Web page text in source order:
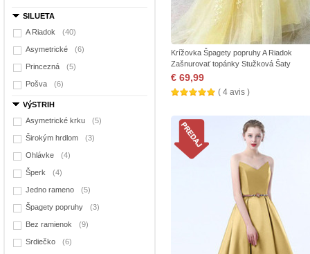
SILUETA
A Riadok
(40)
Asymetrické (6)
Princezná (5)
Pošva (6)
VýSTRIH
Asymetrické krku
(5)
Širokým hrdlom (3)
Ohlávke (4)
Šperk (4)
Jedno rameno (5)
Špagety popruhy (3)
Bez ramienok (9)
Srdiečko (6)
Krížovka Špagety popruhy A Riadok
Zašnurovať topánky Stužková Šaty
€ 69,99
( 4 avis )